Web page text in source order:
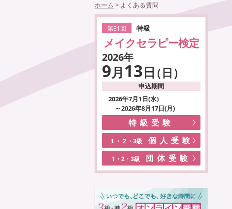
ホーム > よくある質問
第81回 特級
メイクセラピー検定
2026年
9月13日（日）
申込期間
2026年7月1日(水)
～2026年8月17日(月)
特級受験
１・２・3級 個人受験
1・2・3級 団体受験